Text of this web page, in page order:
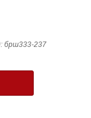
брш333-237